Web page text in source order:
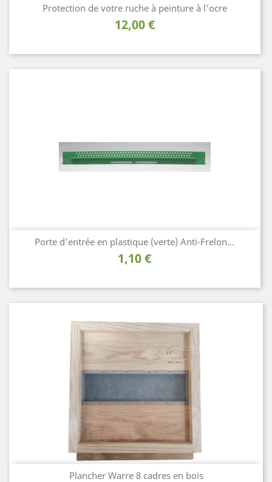
Protection de votre ruche à peinture à l'ocre
Prix
12,00 €
Porte d'entrée en plastique (verte) Anti-Frelon...
Prix
1,10 €
Plancher Warre 8 cadres en bois